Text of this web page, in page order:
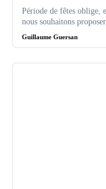
Période de fêtes oblige,
nous souhaitons
Guillaume Guersan